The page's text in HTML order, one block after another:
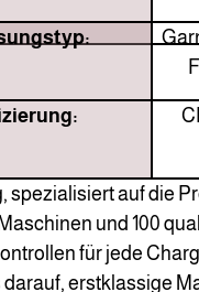
spezialisiert auf die
und 100
für jede
erstklassige